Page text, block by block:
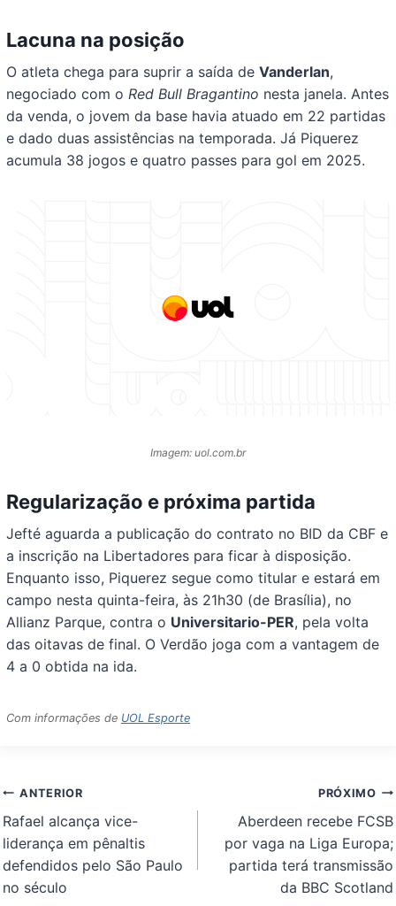
Lacuna na posição
O atleta chega para suprir a saída deVanderlan,
negociado com oRed Bull Bragantino nesta janela. Antes
da venda, o jovem da base havia atuado em 22 partidas
e dado duas assistências na temporada. Já Piquerez
acumula 38 jogos e quatro passes para gol em 2025.
Imagem: uol.com.br
Regularização e próxima partida
Jefté aguarda a publicação do contrato no BID da CBF e
a inscrição na Libertadores para ficar à disposição.
Enquanto isso, Piquerez segue como titular e estará em
campo nesta quinta-feira, às 21h30 (de Brasília), no
Allianz Parque, contra o Universitario-PER, pela volta
das oitavas de final. O Verdão joga com a vantagem de
4 a 0 obtida na ida.
Com informações de UOL Esporte
Navegação
de
Post
ANTERIOR
Rafael alcança vice-
liderança em pênaltis
defendidos pelo São Paulo
no século
PRÓXIMO
Aberdeen recebe FCSB
por vaga na Liga Europa;
partida terá transmissão
da BBC Scotland